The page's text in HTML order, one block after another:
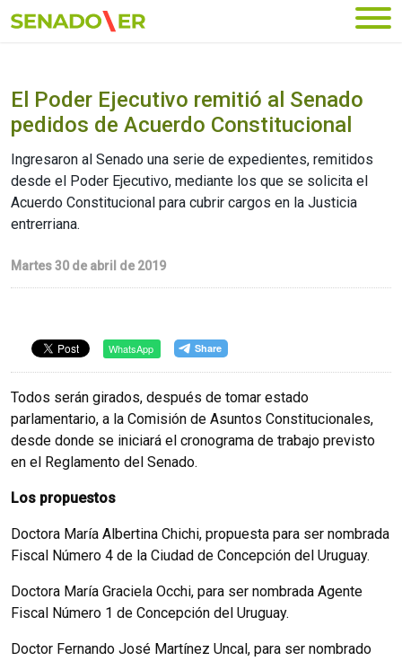
Ir al menú principal
El Poder Ejecutivo remitió al Senado
pedidos de Acuerdo Constitucional
Ingresaron al Senado una serie de expedientes, remitidos
desde el Poder Ejecutivo, mediante los que se solicita el
Acuerdo Constitucional para cubrir cargos en la Justicia
entrerriana.
Martes 30 de abril de 2019
WhatsApp
Todos serán girados, después de tomar estado
parlamentario, a la Comisión de Asuntos Constitucionales,
desde donde se iniciará el cronograma de trabajo previsto
en el Reglamento del Senado.
Los propuestos
Doctora María Albertina Chichi, propuesta para ser nombrada
Fiscal Número 4 de la Ciudad de Concepción del Uruguay.
Doctora María Graciela Occhi, para ser nombrada Agente
Fiscal Número 1 de Concepción del Uruguay.
Doctor Fernando José Martínez Uncal, para ser nombrado